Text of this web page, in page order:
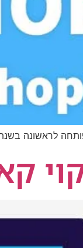
בשנת 1987 על ידי חברת